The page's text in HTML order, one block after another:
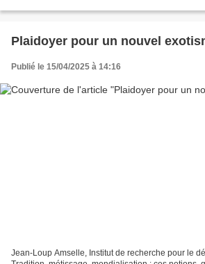
Plaidoyer pour un nouvel
Publié le 15/04/2025 à 14:16
Jean-Loup Amselle, Institut de recherche pour le